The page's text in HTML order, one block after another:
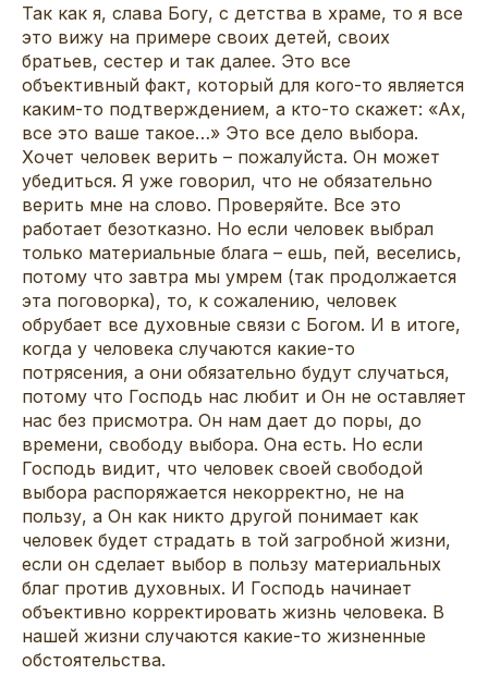
Так как я, слава Богу, с детства в храме, то я все
это вижу на примере своих детей, своих
братьев, сестер и так далее. Это все
объективный факт, который для кого-то является
каким-то подтверждением, а кто-то скажет: «Ах,
все это ваше такое…» Это все дело выбора.
Хочет человек верить – пожалуйста. Он может
убедиться. Я уже говорил, что не обязательно
верить мне на слово. Проверяйте. Все это
работает безотказно. Но если человек выбрал
только материальные блага – ешь, пей, веселись,
потому что завтра мы умрем (так продолжается
эта поговорка), то, к сожалению, человек
обрубает все духовные связи с Богом. И в итоге,
когда у человека случаются какие-то
потрясения, а они обязательно будут случаться,
потому что Господь нас любит и Он не оставляет
нас без присмотра. Он нам дает до поры, до
времени, свободу выбора. Она есть. Но если
Господь видит, что человек своей свободой
выбора распоряжается некорректно, не на
пользу, а Он как никто другой понимает как
человек будет страдать в той загробной жизни,
если он сделает выбор в пользу материальных
благ против духовных. И Господь начинает
объективно корректировать жизнь человека. В
нашей жизни случаются какие-то жизненные
обстоятельства.